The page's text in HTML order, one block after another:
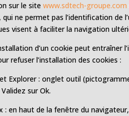
sur le sitewww.sdtech-groupe.com
ne permet pas l’identification de
visent à faciliter la navigation
d’un cookie peut
refuser l’installation des cookies :
Explorer : onglet outil
sur Ok.
: en haut de la fenêtre du